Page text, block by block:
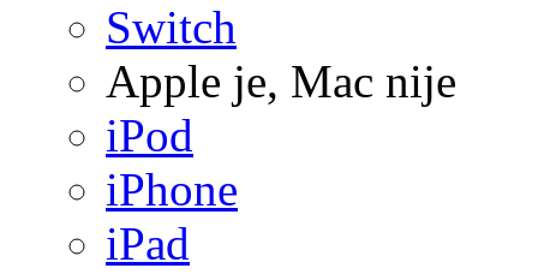
Switch
Apple je, Mac nije
iPod
iPhone
iPad